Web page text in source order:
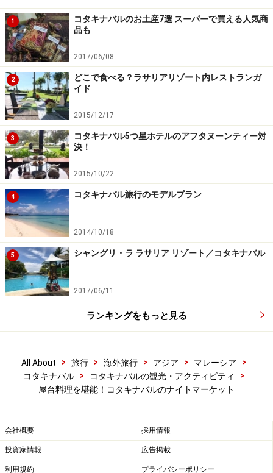
1
コタキナバルのお土産7選 スーパーで買える人気商
品も
2017/06/08
2
どこで食べる？ラサリアリゾート内レストランガ
イド
2015/12/17
3
コタキナバル5つ星ホテルのアフタヌーンティー対
決！
2015/10/22
4 コタキナバル旅行のモデルプラン
2014/10/18
5 シャングリ・ラ ラサリア リゾート／コタキナバル
2017/06/11
ランキングをもっと見る
All About > 旅行 > 海外旅行 > アジア > マレーシア
>
コタキナバル
> コタキナバルの観光・アクティビティ
>
屋台料理を堪能！コタキナバルのナイトマーケット
会社概要 採用情報
投資家情報 広告掲載
利用規約 プライバシーポリシー